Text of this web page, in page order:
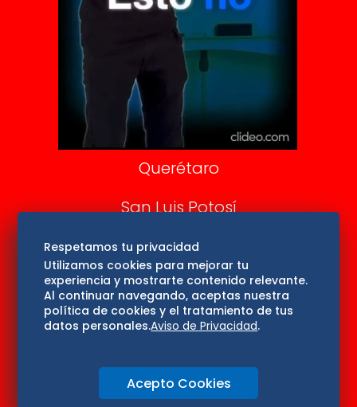
DeDinero
Confabulario
Aviso Oportuno
Consultas
Querétaro
San Luis Potosí
Edomex
Consultas
Hidalgo
Oaxaca
Aviso de privacidad Directorio
Respetamos tu privacidad
Utilizamos cookies para mejorar tu
experiencia y mostrarte contenido relevante.
Al continuar navegando, aceptas nuestra
política de cookies y el tratamiento de tus
datos personales.Aviso de Privacidad.
Acepto Cookies